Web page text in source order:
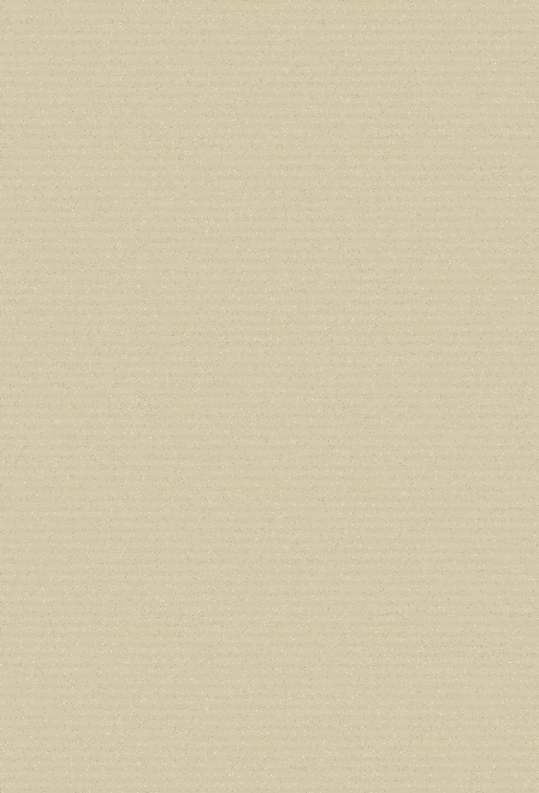
line179
Deprecated: Creation of dynamic
in /home/users/confidit/www/cms/
Deprecated: Creation of dynamic
deprecated in /home/users/confidit/
line210
Deprecated: Creation of dynamic
deprecated in/home/users/confidit/
line212
Deprecated: Creation of dynamic
deprecated in /home/users/confidit/
line213
Deprecated: Creation of dynamic
/home/users/confidit/www/cms/